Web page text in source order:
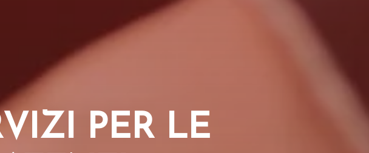
PER LE